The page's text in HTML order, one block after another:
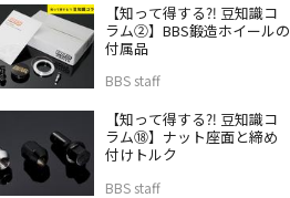
【知って得する⁈ 豆知識コ
ラム②】BBS鍛造ホイールの
付属品
BBS staff
【知って得する⁈ 豆知識コ
ラム⑱】ナット座面と締め
付けトルク
BBS staff